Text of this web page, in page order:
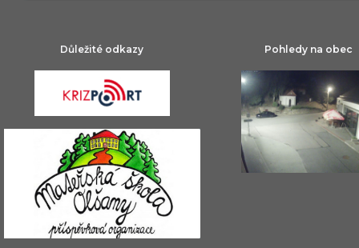
Důležité odkazy Pohledy na obec